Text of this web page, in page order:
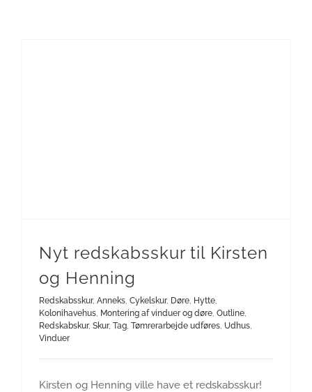
Nyt redskabsskur til Kirsten
og Henning
Redskabsskur, Anneks Cykelskur, Døre Hytte
Kolonihavehus Montering af vinduer og døre Outline
Redskabskur, Skur, Tag Tømrerarbejde udføres Udhus
Vinduer
Kirsten og Henning ville have et redskabsskur!